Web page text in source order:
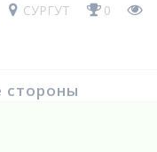
СУРГУТ
0